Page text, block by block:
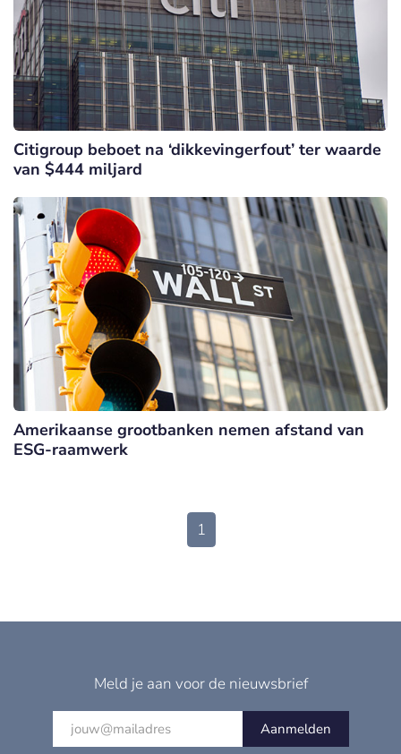
Citigroup beboet na ‘dikkevingerfout’ ter waarde
van $444 miljard
Amerikaanse grootbanken nemen afstand van
ESG-raamwerk
1
Meld je aan voor de nieuwsbrief
Aanmelden